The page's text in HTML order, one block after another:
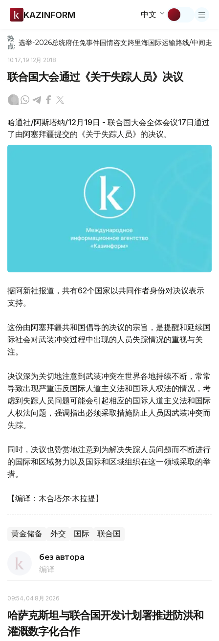
KAZINFORM 中文
热
点: 选举-2026总统府任免事件国情咨文跨里海国际运输路线/中间走廊
10:17, 19 12月 2018
联合国大会通过《关于失踪人员》决议
哈通社/阿斯塔纳/12月19日 - 联合国大会全体会议17日通过
了由阿塞拜疆提交的《关于失踪人员》的决议。
据阿新社报道，共有62个国家以共同作者身份对决议表示
支持。
这份由阿塞拜疆共和国倡导的决议的宗旨，是提醒和延续国
际社会对武装冲突过程中出现的人员失踪情况的重视与关
注。
决议深为关切地注意到武装冲突在世界各地持续不断，常常
导致出现严重违反国际人道主义法和国际人权法的情况，考
虑到失踪人员问题可能会引起相应的国际人道主义法和国际
人权法问题，强调指出必须采取措施防止人员因武装冲突而
失踪。
同时，决议也赞赏地注意到为解决失踪人员问题而不断进行
的国际和区域努力以及国际和区域组织在这一领域采取的举
措。
【编译：木合塔尔·木拉提】
黄金储备 外交 国际 联合国
без автора
编译
09:54, 04 8月 2026
哈萨克斯坦与联合国开发计划署推进防洪和
灌溉数字化合作